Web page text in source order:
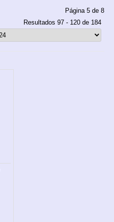
Página 5 de 8
Resultados 97 - 120 de 184